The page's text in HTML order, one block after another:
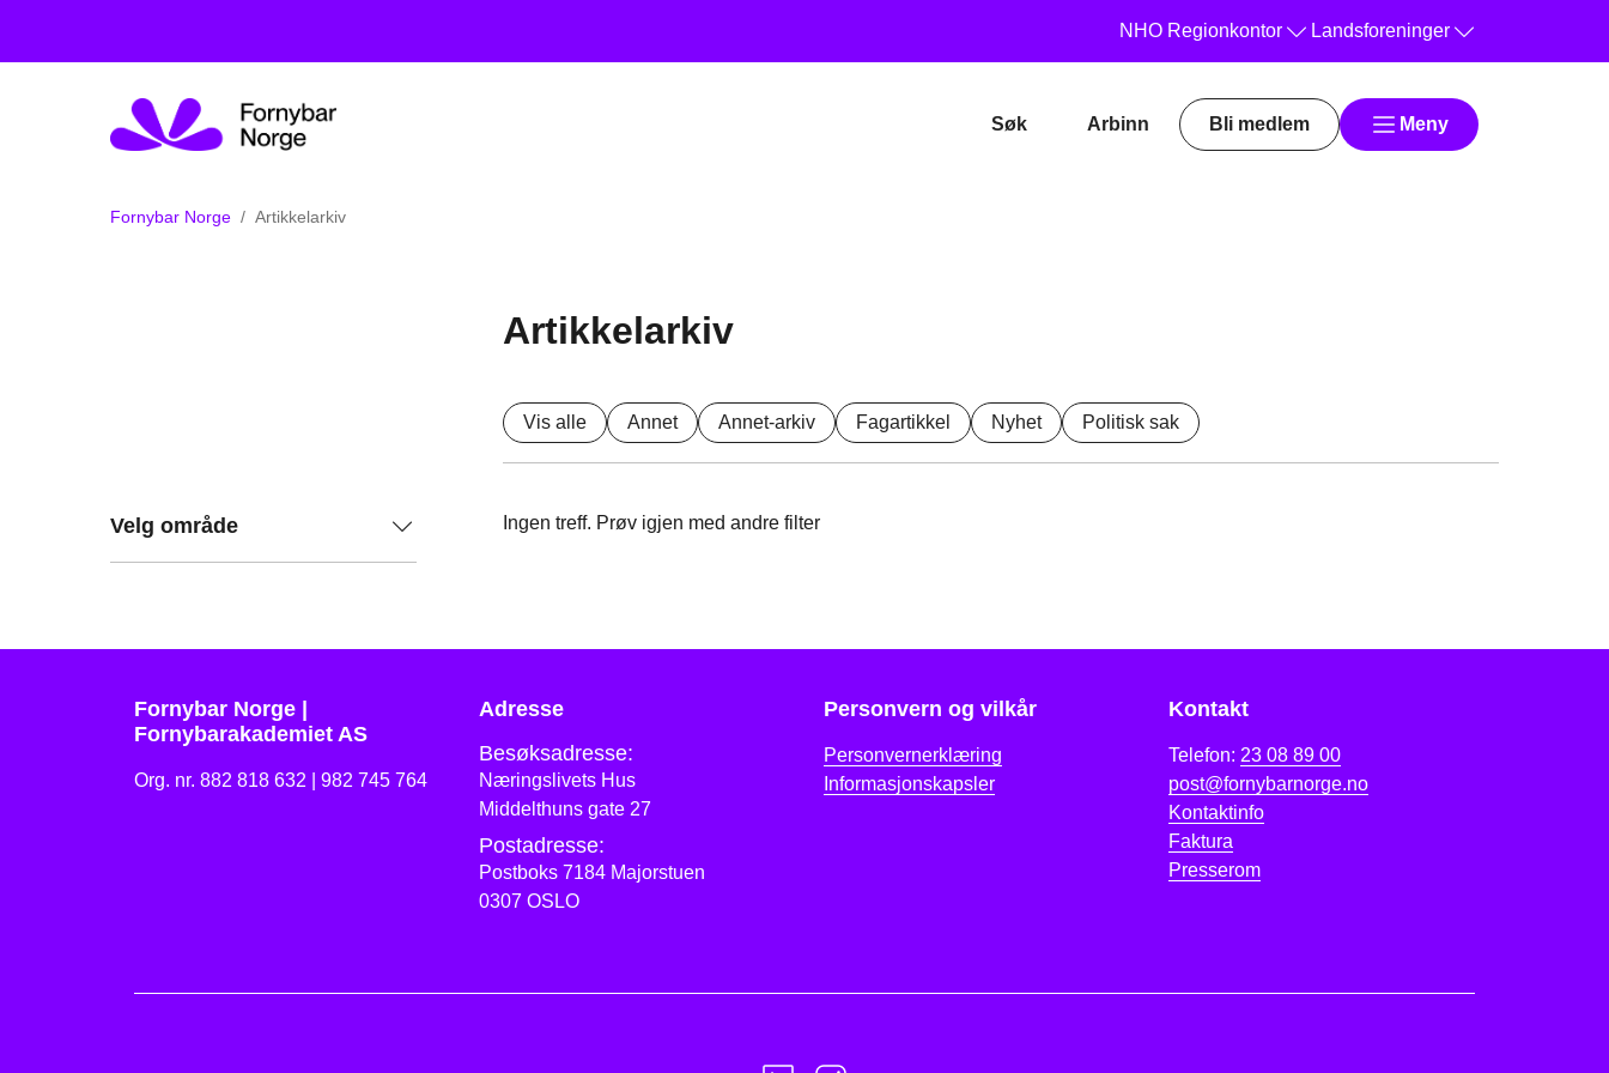
NHO Regionkontor Landsforeninger
Søk Arbinn Bli medlem Meny
Fornybar Norge Artikkelarkiv
Artikkelarkiv
Vis alle Annet Annet-arkiv Fagartikkel Nyhet Politisk sak
Velg område Ingen treff. Prøv igjen med andre filter
Fornybar Norge |
Fornybarakademiet AS
Org. nr. 882 818 632 | 982 745 764
Adresse
Besøksadresse:
Næringslivets Hus
Middelthuns gate 27
Postadresse:
Postboks 7184 Majorstuen
0307 OSLO
Personvern og vilkår
Personvernerklæring
Informasjonskapsler
Kontakt
Telefon: 23 08 89 00
post@fornybarnorge.no
Kontaktinfo
Faktura
Presserom